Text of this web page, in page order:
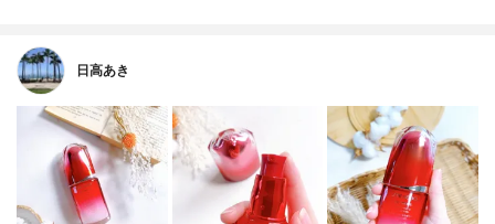
日高あき